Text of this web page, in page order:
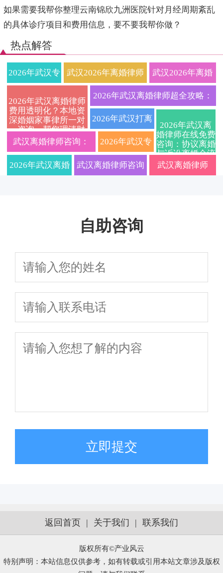
如果需要我帮你整理云南锦欣九洲医院针对月经周期紊乱
的具体诊疗项目和费用信息，要不要我帮你做？
热点解答
2026年武汉专
费标准一览：
协议离婚、诉
讼离婚、财产
分割、子女抚
武汉2026年离婚律师
收费标准与流程全解
析：本地专业婚姻家
事律所教你如何争取
抚养权财产
武汉2026年离婚
律师深度解析协
婚全流程避坑指
南附最新抚养权
财产分割硬核实
2026年武汉离婚律师
费用透明化？本地资
深婚姻家事律所一对
一咨询，帮您理清财
产分割与抚养权问
题，安心办理离婚手
2026年武汉离婚律师超全攻略：
协议与诉讼离婚程序、财产债务
分割、抚养权争夺关键要点一文
讲透
2026年武汉打离
婚官司厉害的律
师免费咨询：快
专业指导
武汉离婚律师咨询：
2026年协议离婚与诉讼
2026年武汉专
业离婚律师事
讼离婚全流程
2026年武汉离
婚律师在线免费
咨询：协议离婚
与诉讼离婚全流
程、子女抚养权
2026年武汉离婚
析，免费在线答
武汉离婚律师咨询
子抚养权归属及律
武汉离婚律师
自助咨询
立即提交
返回首页 | 关于我们 | 联系我们
版权所有©产业风云
特别声明：本站信息仅供参考，如有转载或引用本站文章涉及版权